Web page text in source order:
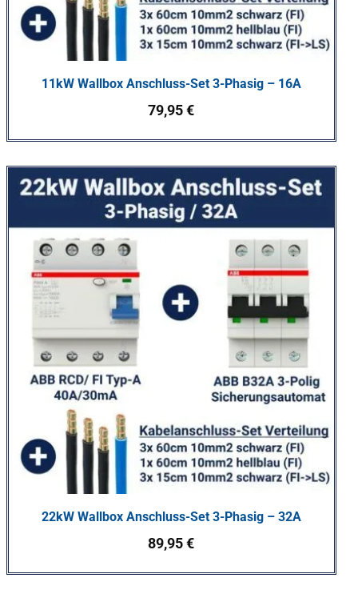
11kW Wallbox Anschluss-Set 3-Phasig – 16A
79,95€
22kW Wallbox Anschluss-Set 3-Phasig – 32A
89,95€